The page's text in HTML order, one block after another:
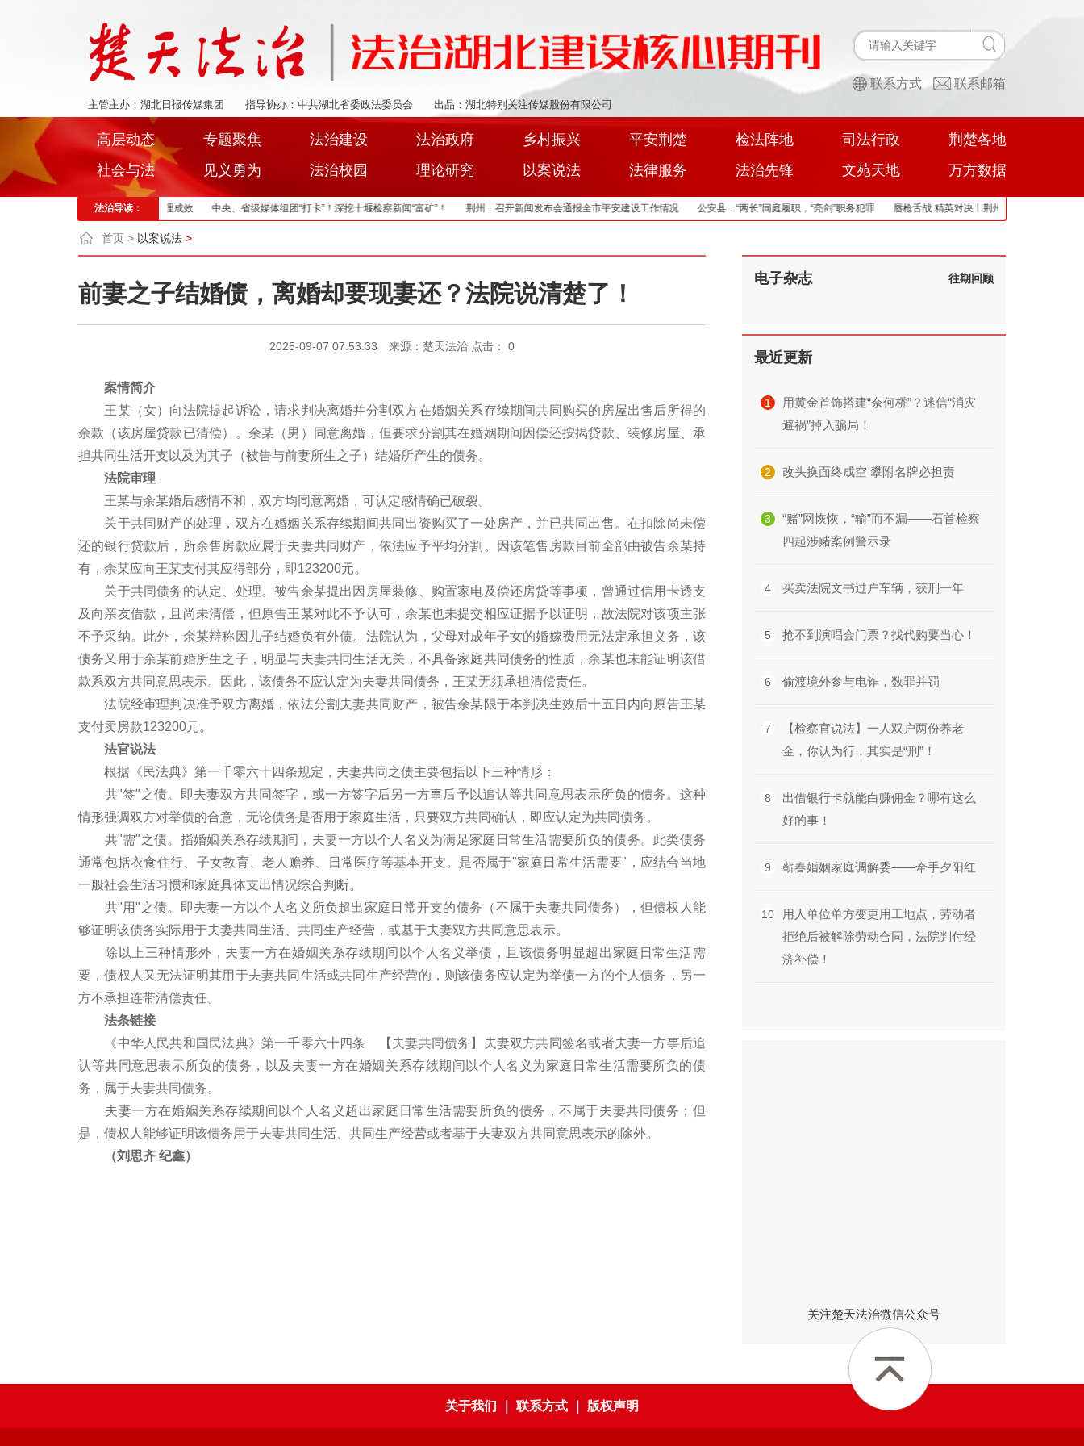
联系方式 联系邮箱
主管主办：湖北日报传媒集团 指导协办：中共湖北省委政法委员会 出品：湖北特别关注传媒股份有限公司
高层动态 专题聚焦 法治建设 法治政府 乡村振兴 平安荆楚 检法阵地 司法行政
荆楚各地
社会与法
见义勇为 法治校园 理论研究 以案说法 法律服务 法治先锋 文苑天地 万方数据
法治导读：
会 零距离见证湖北流域综合治理成效 中央、省级媒体组团“打卡”！深挖十堰检察新闻“富矿”！ 荆州：召开新闻发布会通报全市平安建设工作情况 公安县：“两长”同庭履职，“亮剑”职务犯罪 唇枪舌战 精英对决丨荆州市检察机关公诉人论辩赛
首页 > 以案说法 >
前妻之子结婚债，离婚却要现妻还？法院说清楚了！
2025-09-07 07:53:33 来源：楚天法治 点击： 0
案情简介
王某（女）向法院提起诉讼，请求判决离婚并分割双方在婚姻关系存续期间共同购买的房屋出售后所得的
余款（该房屋贷款已清偿）。余某（男）同意离婚，但要求分割其在婚姻期间因偿还按揭贷款、装修房屋、承
担共同生活开支以及为其子（被告与前妻所生之子）结婚所产生的债务。
法院审理
王某与余某婚后感情不和，双方均同意离婚，可认定感情确已破裂。
关于共同财产的处理，双方在婚姻关系存续期间共同出资购买了一处房产，并已共同出售。在扣除尚未偿
还的银行贷款后，所余售房款应属于夫妻共同财产，依法应予平均分割。因该笔售房款目前全部由被告余某持
有，余某应向王某支付其应得部分，即123200元。
关于共同债务的认定、处理。被告余某提出因房屋装修、购置家电及偿还房贷等事项，曾通过信用卡透支
及向亲友借款，且尚未清偿，但原告王某对此不予认可，余某也未提交相应证据予以证明，故法院对该项主张
不予采纳。此外，余某辩称因儿子结婚负有外债。法院认为，父母对成年子女的婚嫁费用无法定承担义务，该
债务又用于余某前婚所生之子，明显与夫妻共同生活无关，不具备家庭共同债务的性质，余某也未能证明该借
款系双方共同意思表示。因此，该债务不应认定为夫妻共同债务，王某无须承担清偿责任。
法院经审理判决准予双方离婚，依法分割夫妻共同财产，被告余某限于本判决生效后十五日内向原告王某
支付卖房款123200元。
法官说法
根据《民法典》第一千零六十四条规定，夫妻共同之债主要包括以下三种情形：
共"签"之债。即夫妻双方共同签字，或一方签字后另一方事后予以追认等共同意思表示所负的债务。这种
情形强调双方对举债的合意，无论债务是否用于家庭生活，只要双方共同确认，即应认定为共同债务。
共"需"之债。指婚姻关系存续期间，夫妻一方以个人名义为满足家庭日常生活需要所负的债务。此类债务
通常包括衣食住行、子女教育、老人赡养、日常医疗等基本开支。是否属于"家庭日常生活需要"，应结合当地
一般社会生活习惯和家庭具体支出情况综合判断。
共"用"之债。即夫妻一方以个人名义所负超出家庭日常开支的债务（不属于夫妻共同债务），但债权人能
够证明该债务实际用于夫妻共同生活、共同生产经营，或基于夫妻双方共同意思表示。
除以上三种情形外，夫妻一方在婚姻关系存续期间以个人名义举债，且该债务明显超出家庭日常生活需
要，债权人又无法证明其用于夫妻共同生活或共同生产经营的，则该债务应认定为举债一方的个人债务，另一
方不承担连带清偿责任。
法条链接
《中华人民共和国民法典》第一千零六十四条 【夫妻共同债务】夫妻双方共同签名或者夫妻一方事后追
认等共同意思表示所负的债务，以及夫妻一方在婚姻关系存续期间以个人名义为家庭日常生活需要所负的债
务，属于夫妻共同债务。
夫妻一方在婚姻关系存续期间以个人名义超出家庭日常生活需要所负的债务，不属于夫妻共同债务；但
是，债权人能够证明该债务用于夫妻共同生活、共同生产经营或者基于夫妻双方共同意思表示的除外。
（刘思齐 纪鑫）
电子杂志 往期回顾
最近更新
1
用黄金首饰搭建“奈何桥”？迷信“消灾
避祸”掉入骗局！
2 改头换面终成空 攀附名牌必担责
3
“赌”网恢恢，“输”而不漏——石首检察
四起涉赌案例警示录
4 买卖法院文书过户车辆，获刑一年
5 抢不到演唱会门票？找代购要当心！
6 偷渡境外参与电诈，数罪并罚
7
【检察官说法】一人双户两份养老
金，你认为行，其实是“刑”！
8
出借银行卡就能白赚佣金？哪有这么
好的事！
9 蕲春婚姻家庭调解委——牵手夕阳红
10
用人单位单方变更用工地点，劳动者
拒绝后被解除劳动合同，法院判付经
济补偿！
关注楚天法治微信公众号
关于我们 联系方式 版权声明